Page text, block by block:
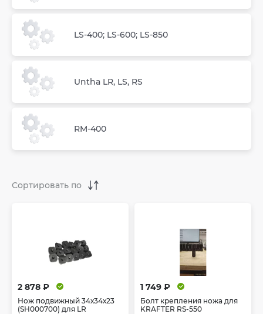
LS-400; LS-600; LS-850
Untha LR, LS, RS
RM-400
2 878 ₽
Нож подвижный 34х34х23
(SH000700) для LR
1 749 ₽
Болт крепления ножа для
KRAFTER RS-550